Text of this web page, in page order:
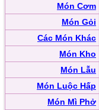
Món Cơm
Món Gỏi
Các Món Khác
Món Kho
Món Lẫu
Món Luộc Hấp
Món Mì Phở